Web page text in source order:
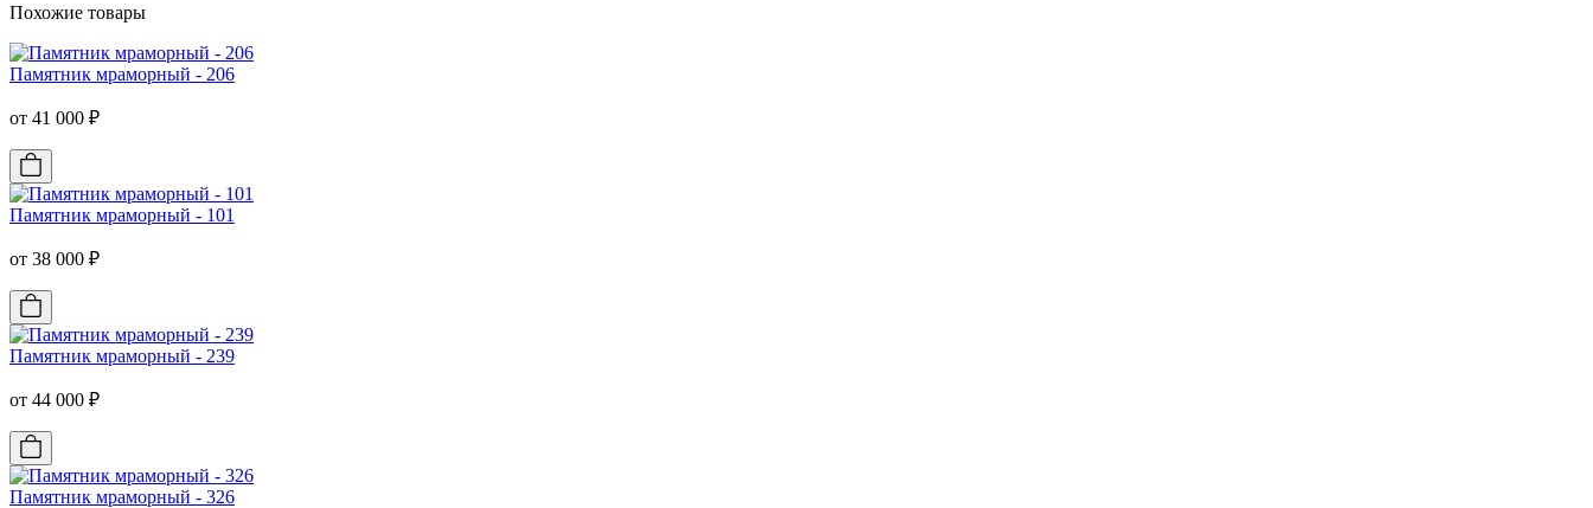
Похожие товары
Памятник мраморный - 206
от 41 000 ₽
Памятник мраморный - 101
от 38 000 ₽
Памятник мраморный - 239
от 44 000 ₽
Памятник мраморный - 326